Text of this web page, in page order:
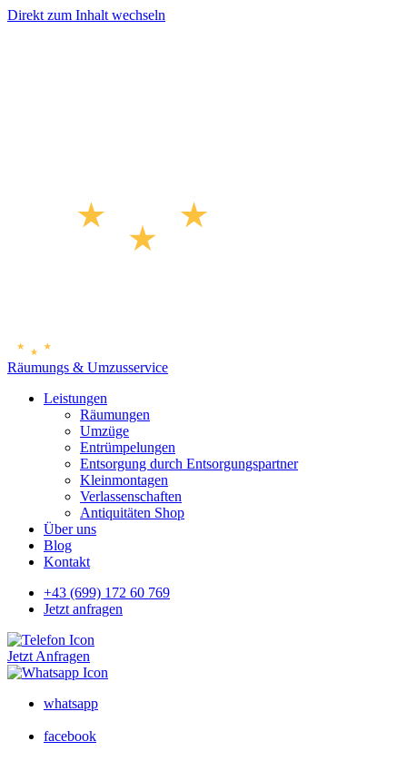
Direkt zum Inhalt wechseln
Räumungs & Umzusservice
Leistungen
Räumungen
Umzüge
Entrümpelungen
Entsorgung durch Entsorgungspartner
Kleinmontagen
Verlassenschaften
Antiquitäten Shop
Über uns
Blog
Kontakt
+43 (699) 172 60 769
Jetzt anfragen
Jetzt Anfragen
whatsapp
facebook